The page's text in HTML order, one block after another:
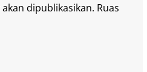
dipublikasikan. Ruas